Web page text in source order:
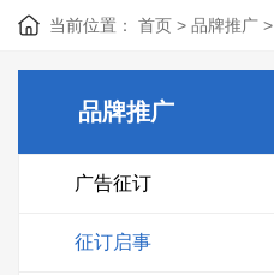
当前位置： 首页 > 品牌推广 >
品牌推广
广告征订
征订启事